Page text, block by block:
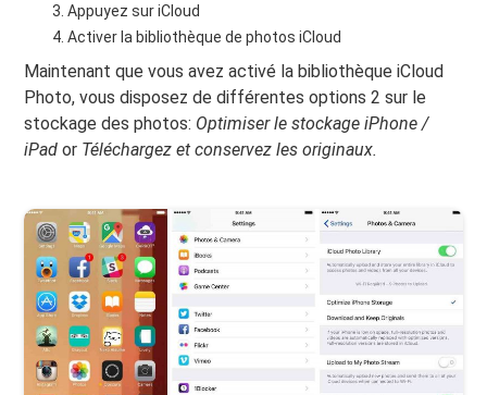
Appuyez sur iCloud
Activer la bibliothèque de photos iCloud
Maintenant que vous avez activé la bibliothèque iCloud
Photo, vous disposez de différentes options 2 sur le
stockage des photos: Optimiser le stockage iPhone /
iPad or Téléchargez et conservez les originaux.